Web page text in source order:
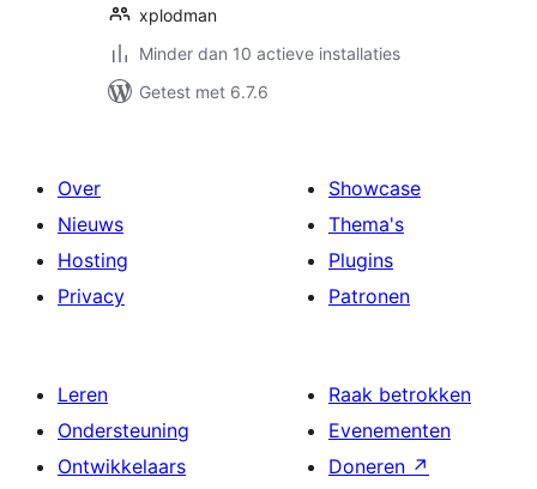
xplodman
Minder dan 10 actieve installaties
Getest met 6.7.6
Over
Nieuws
Hosting
Privacy
Showcase
Thema's
Plugins
Patronen
Leren
Ondersteuning
Ontwikkelaars
Raak betrokken
Evenementen
Doneren ↗